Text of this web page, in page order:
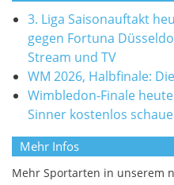
3. Liga Saisonauftakt
gegen Fortuna
Stream und TV
WM 2026, Halbfinale:
Wimbledon-Finale
Sinner kostenlos
Mehr Infos
Mehr Sportarten in unserem